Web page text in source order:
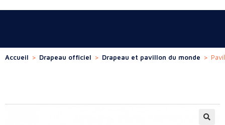
Accueil > Drapeau officiel > Drapeau et pavillon du monde >